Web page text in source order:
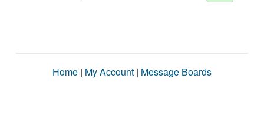
Home | My Account | Message Boards